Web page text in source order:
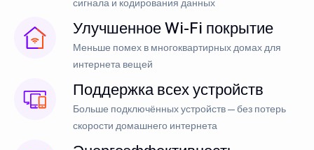
сигнала и кодирования данных
Улучшенное Wi-Fi покрытие
Меньше помех в многоквартирных домах для
интернета вещей
Поддержка всех устройств
Больше подключённых устройств — без потерь
скорости домашнего интернета